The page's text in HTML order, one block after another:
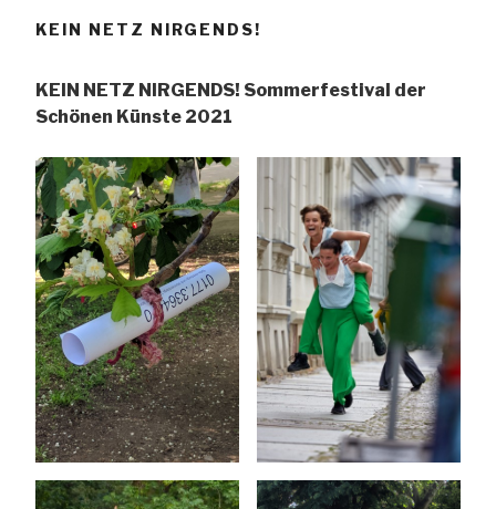
KEIN NETZ NIRGENDS!
KEIN NETZ NIRGENDS! Sommerfestival der
Schönen Künste 2021